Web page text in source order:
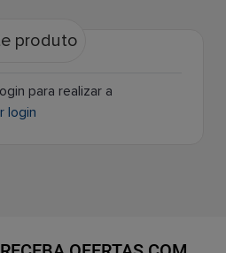
produto
para realizar a
login